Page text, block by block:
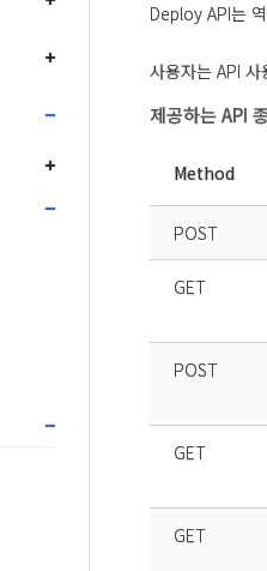
Deploy API는
사용자는 API
제공하는 API
Method
POST
GET
POST
GET
GET